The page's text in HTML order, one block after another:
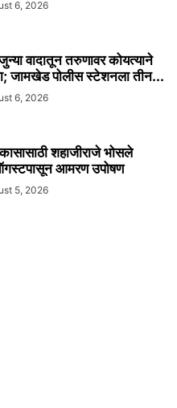
6, 2026
वादातून तरुणावर कोयत्याने
जामखेड पोलीस स्टेशनला तीन...
6, 2026
शहाजीराजे भोसले
आमरण उपोषण
5, 2026